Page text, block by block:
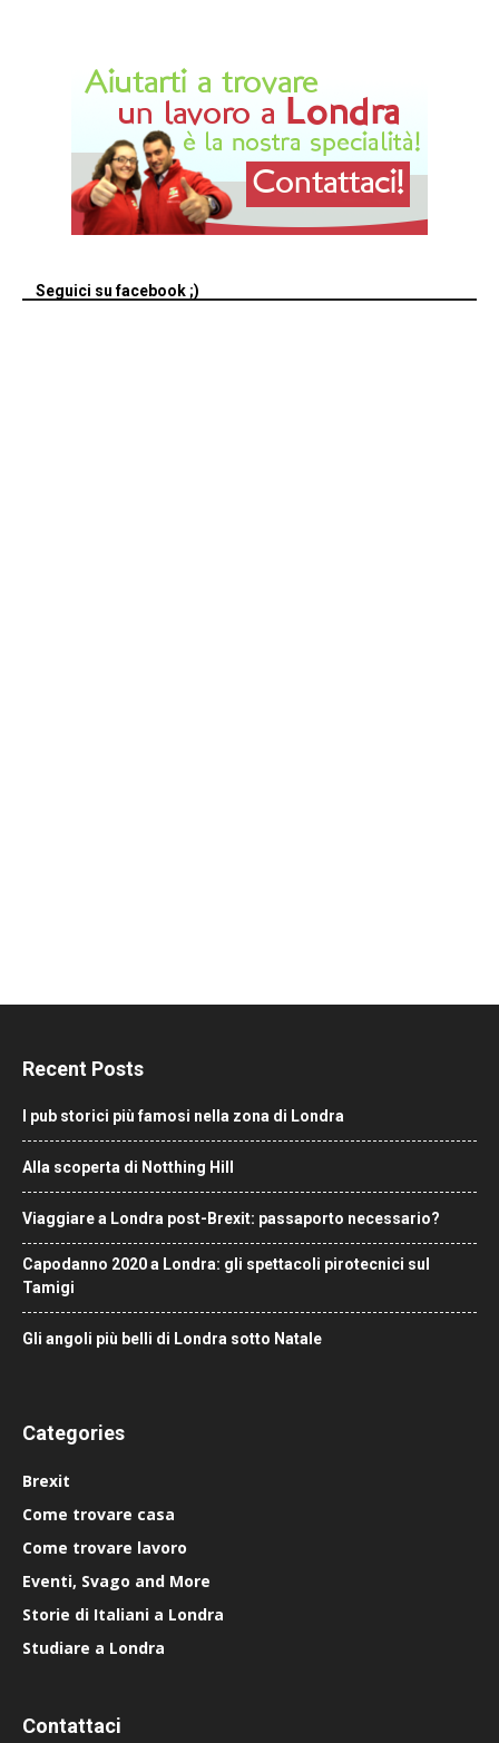
Seguici su facebook ;)
Recent Posts
I pub storici più famosi nella zona di Londra
Alla scoperta di Notthing Hill
Viaggiare a Londra post-Brexit: passaporto necessario?
Capodanno 2020 a Londra: gli spettacoli pirotecnici sul
Tamigi
Gli angoli più belli di Londra sotto Natale
Categories
Brexit
Come trovare casa
Come trovare lavoro
Eventi, Svago and More
Storie di Italiani a Londra
Studiare a Londra
Contattaci